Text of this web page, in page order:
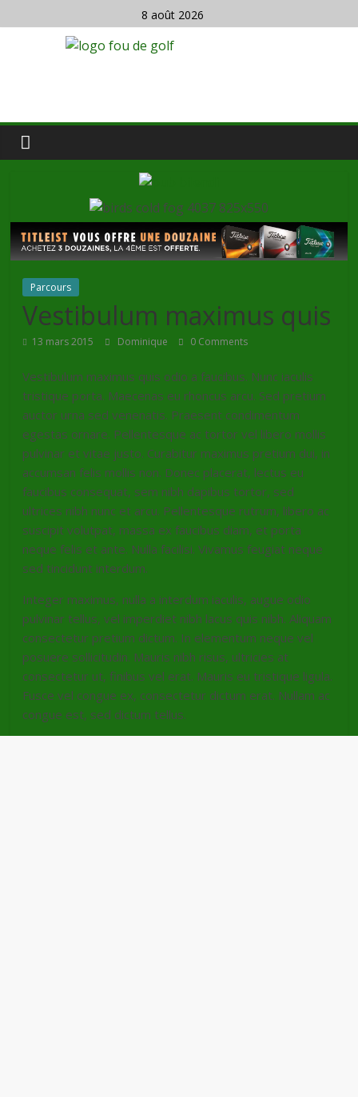
8 août 2026
Parcours
Vestibulum maximus quis
13 mars 2015 Dominique 0 Comments
Vestibulum maximus quis odio a faucibus. Nunc iaculis
tristique porta. Maecenas eu rhoncus arcu. Sed pretium
auctor urna sed venenatis. Praesent condimentum
egestas ornare. Pellentesque ac tortor vel libero mollis
pulvinar et vitae justo. Curabitur maximus pretium dui, in
accumsan felis mollis non. Donec placerat, lectus eu
faucibus consequat, sem nibh dapibus tortor, sed
ultrices nibh nunc et arcu. Pellentesque rutrum, libero ac
suscipit volutpat, massa ex faucibus diam, et porta
neque felis et ante. Nulla facilisi. Vivamus feugiat neque
sed tincidunt interdum.
Integer maximus, nulla a interdum iaculis, augue odio
pulvinar tellus, vel imperdiet nibh lacus quis nibh. Aliquam
consectetur pretium dictum. In elementum neque vel
posuere sollicitudin. Mauris nibh risus, ultricies at
consectetur ut, finibus vel erat. Mauris eu tristique ligula.
Fusce vel congue ex, consectetur dictum erat. Nullam ac
congue est, sed dictum tellus.